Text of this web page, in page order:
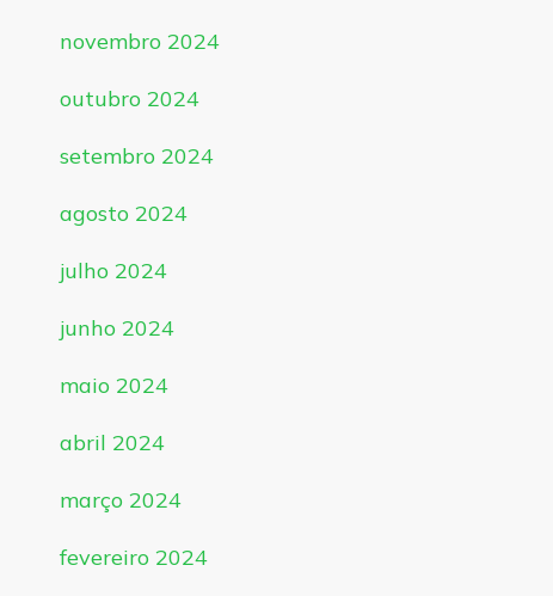
novembro 2024
outubro 2024
setembro 2024
agosto 2024
julho 2024
junho 2024
maio 2024
abril 2024
março 2024
fevereiro 2024